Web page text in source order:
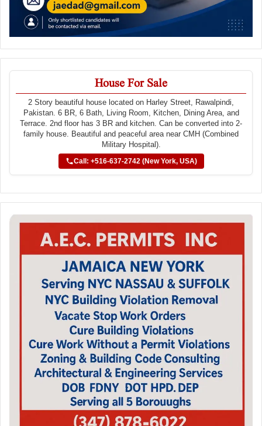
House For Sale
2 Story beautiful house located on Harley Street, Rawalpindi,
Pakistan. 6 BR, 6 Bath, Living Room, Kitchen, Dining Area, and
Terrace. 2nd floor has 3 BR and kitchen. Can be converted into 2-
family house. Beautiful and peaceful area near CMH (Combined
Military Hospital).
Call: +516-637-2742 (New York, USA)